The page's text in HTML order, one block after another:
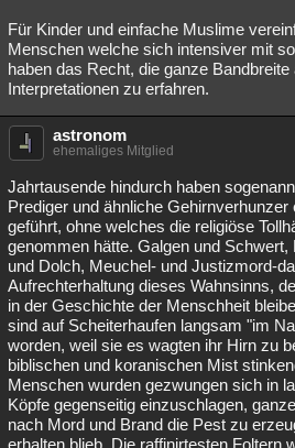
Für Kinder und einfache Muslime
Menschen welche sich intensiver mit
haben das Recht, die ganze
Interpretationen zu erfahren.
astronom
ehemaliges Mitglied
Jahrtausende hindurch haben
Prediger und ähnliche
geführt, ohne welches die religiöse
genommen hätte. Galgen und
und Dolch, Meuchel- und Justizmord-
Aufrechterhaltung dieses Wahnsinns,
in der Geschichte der Menschheit
sind auf Scheiterhaufen langsam "im
worden, weil sie es wagten ihr Hirn zu
biblischen und koranischen Mist
Menschen wurden gezwungen sich in
Köpfe gegenseitig einzuschlagen,
nach Mord und Brand die Pest zu
erhalten blieb. Die raffinirtesten Foltern